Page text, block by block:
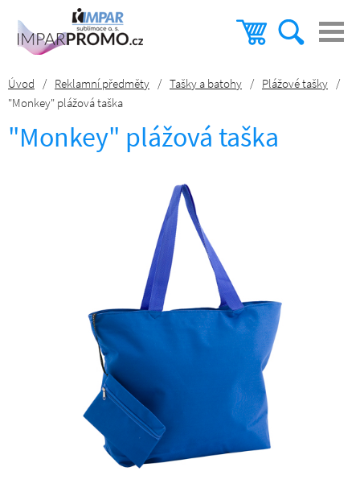
Úvod / Reklamní předměty / Tašky a batohy / Plážové tašky /
"Monkey" plážová taška
"Monkey" plážová taška